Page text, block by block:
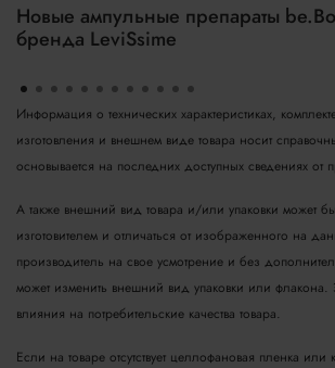
Новые ампульные препараты
бренда LeviSsime
Информация о технических характеристиках,
изготовления и внешнем виде товара носит
основывается на последних доступных сведениях от
А также внешний вид товара и/или упаковки может
изготовителем и отличаться от изображенного на
производитель на свое усмотрение и без
может изменить внешний вид упаковки или флакона.
влияния на потребительские качества товара.
Если на товаре отсутствует целлофановая пленка или